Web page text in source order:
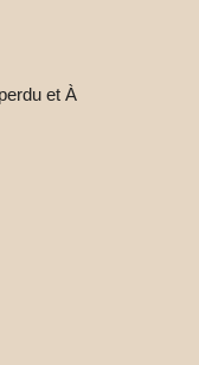
et À